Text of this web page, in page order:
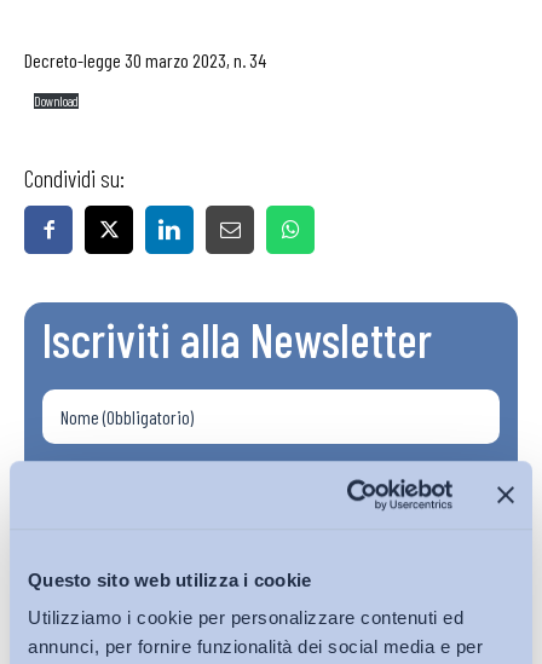
Questo sito web utilizza i cookie
Utilizziamo i cookie per personalizzare contenuti ed
annunci, per fornire funzionalità dei social media e per
Decreto-legge 30 marzo 2023, n. 34
Download
Condividi su:
Iscriviti alla Newsletter